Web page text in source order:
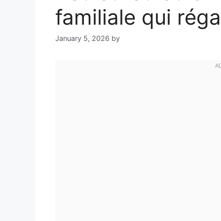
familiale qui
January 5, 2026 by